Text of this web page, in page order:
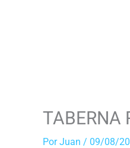
TABERNA
PorJuan / 09/08/